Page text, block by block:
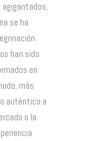
agigantados,
se ha
han sido
en
más
auténtico a
o la